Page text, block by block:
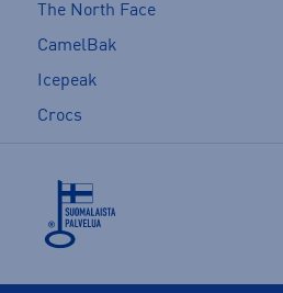
The North Face
CamelBak
Icepeak
Crocs